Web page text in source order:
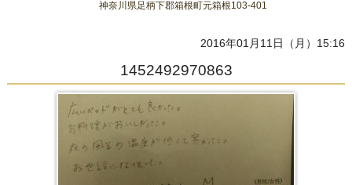
神奈川県足柄下郡箱根町元箱根103-401
2016年01月11日（月）15:16
1452492970863